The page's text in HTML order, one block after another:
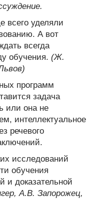
всего уделяли
А вот
всегда
обучения. (Ж.
программ
задача
или она не
интеллектуальное
речевого
исследований
обучения
и доказательной
А.В. Запорожец,